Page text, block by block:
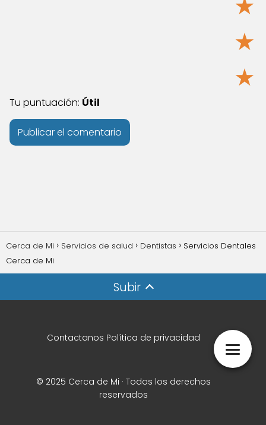
★
★
Tu puntuación: Útil
Cerca de Mi Servicios de salud Dentistas
Servicios Dentales
Cerca de Mi
Subir
Contactanos Política de privacidad
© 2025 Cerca de Mi · Todos los derechos
reservados